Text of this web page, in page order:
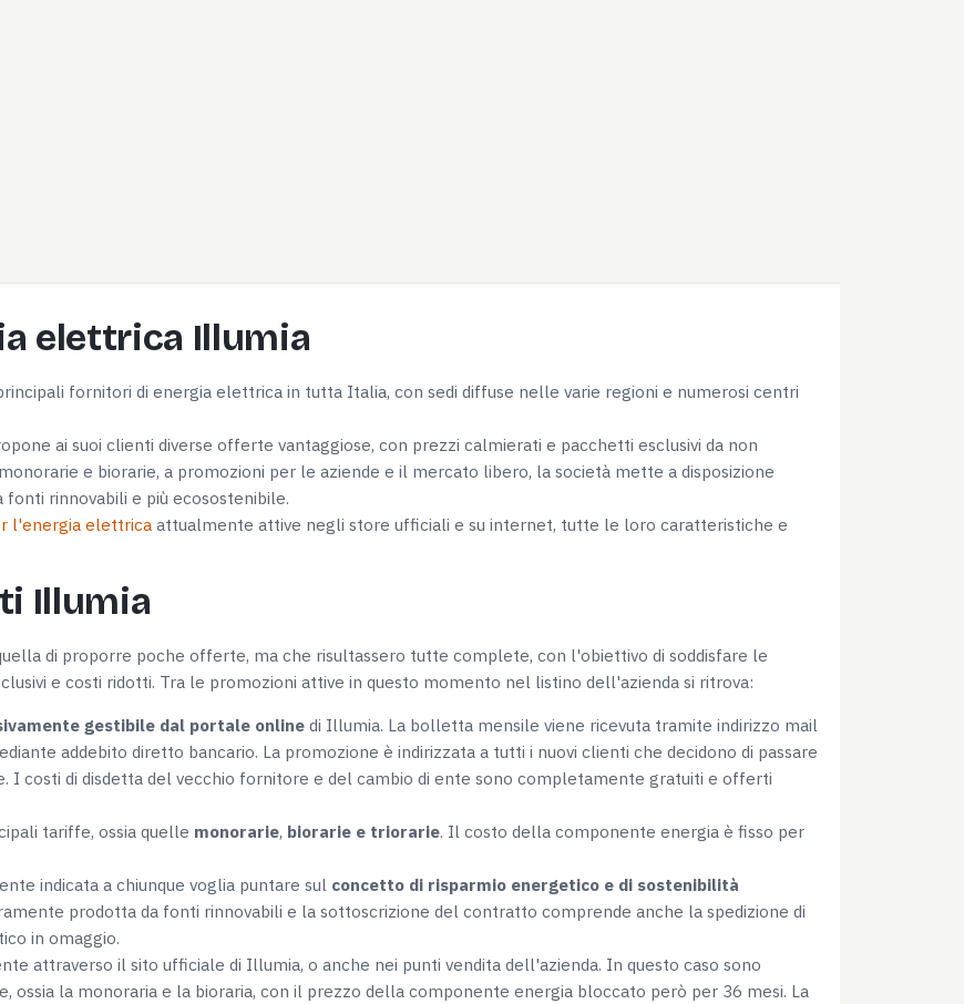
Dettagli Informazioni sui cookie
social media, i quali potrebbero combinarle con altre informazioni che hai fornito loro o
dei loro servizi.
Accetta selezionati Accetta tutti
elettrica Illumia
fornitori di energia elettrica in tutta Italia, con sedi diffuse nelle varie regioni e numerosi centri
ai suoi clienti diverse offerte vantaggiose, con prezzi calmierati e pacchetti esclusivi da non
e biorarie, a promozioni per le aziende e il mercato libero, la società mette a disposizione
rinnovabili e più ecosostenibile.
l'energia elettrica attualmente attive negli store ufficiali e su internet, tutte le loro caratteristiche e
Illumia
di proporre poche offerte, ma che risultassero tutte complete, con l'obiettivo di soddisfare le
e costi ridotti. Tra le promozioni attive in questo momento nel listino dell'azienda si ritrova:
gestibile dal portale online di Illumia. La bolletta mensile viene ricevuta tramite indirizzo mail
addebito diretto bancario. La promozione è indirizzata a tutti i nuovi clienti che decidono di passare
I costi di disdetta del vecchio fornitore e del cambio di ente sono completamente gratuiti e offerti
tariffe, ossia quelle monorarie, biorarie e triorarie. Il costo della componente energia è fisso per
indicata a chiunque voglia puntare sul concetto di risparmio energetico e di sostenibilità
prodotta da fonti rinnovabili e la sottoscrizione del contratto comprende anche la spedizione di
in omaggio.
attraverso il sito ufficiale di Illumia, o anche nei punti vendita dell'azienda. In questo caso sono
la monoraria e la bioraria, con il prezzo della componente energia bloccato però per 36 mesi. La